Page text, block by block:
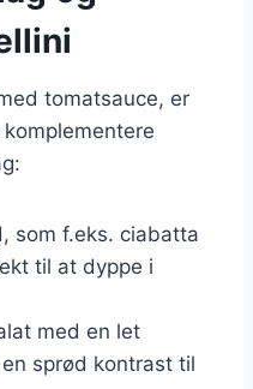
tomatsauce, er
som f.eks. ciabatta
til at dyppe i
med en let
sprød kontrast til